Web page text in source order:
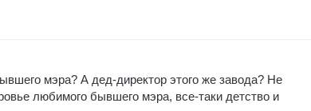
мэра? А дед-директор этого же завода? Не
любимого бывшего мэра, все-таки детство и